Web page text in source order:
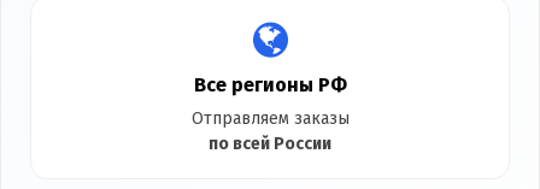
Все регионы РФ
Отправляем заказы
по всей России